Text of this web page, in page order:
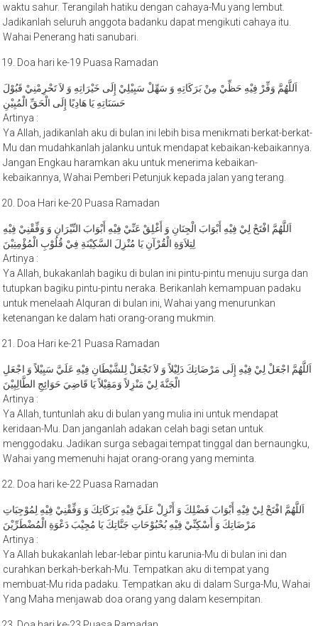
Jadikanlah seluruh anggota badanku dapat mengikuti cahaya itu.
Wahai Penerang hati sanubari.
حَسَنَاتِهِ يَا هَادِيًا إِلَى الْحَقِّ الْمُبِيْنِ
Artinya :
Ya Allah, jadikanlah aku di bulan ini lebih bisa menikmati berkat-berkat-
Mu dan mudahkanlah jalanku untuk mendapat kebaikan-kebaikannya.
Jangan Engkau haramkan aku untuk menerima kebaikan-
kebaikannya, Wahai Pemberi Petunjuk kepada jalan yang terang.
لِتِلاَوَةِ الْقُرْآنِ يَا مُنْزِلَ السَّكِيْنَةِ فِيْ قُلُوْبِ الْمُؤْمِنِيْنَ
Artinya :
Ya Allah, bukakanlah bagiku di bulan ini pintu-pintu menuju surga dan
tutupkan bagiku pintu-pintu neraka. Berikanlah kemampuan padaku
untuk menelaah Alquran di bulan ini, Wahai yang menurunkan
ketenangan ke dalam hati orang-orang mukmin.
الْجَنَّةَ لِيْ مَنْزِلاً وَمَقِيْلاً يَا قَاضِيَ حَوَائِجِ الطَّالِبِيْنَ
Artinya :
Ya Allah, tuntunlah aku di bulan yang mulia ini untuk mendapat
keridaan-Mu. Dan janganlah adakan celah bagi setan untuk
menggodaku. Jadikan surga sebagai tempat tinggal dan bernaungku,
Wahai yang memenuhi hajat orang-orang yang meminta.
مَرْضَاتِكَ وَ أَسْكِنِّيْ فِيْهِ بُحْبُوْحَاتِ جَنَّاتِكَ يَا مُجِيْبَ دَعْوَةِ الْمُضْطَرِّيْنَ
Artinya :
Ya Allah bukakanlah lebar-lebar pintu karunia-Mu di bulan ini dan
curahkan berkah-berkah-Mu. Tempatkan aku di tempat yang
membuat-Mu rida padaku. Tempatkan aku di dalam Surga-Mu, Wahai
Yang Maha menjawab doa orang yang dalam kesempitan.